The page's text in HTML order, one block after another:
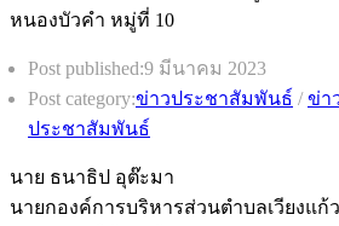
Post published:9 มีนาคม 2023
Post category:ข่าวประชาสัมพันธ์ / ข่า
ประชาสัมพันธ์
นาย ธนาธิป อุต๊ะมา
นายกองค์การบริหารส่วนตำบลเวียงแก้ว